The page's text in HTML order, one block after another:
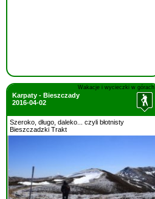
Wakacje i wycieczki w górach
Karpaty - Bieszczady
2016-04-02
Szeroko, długo, daleko... czyli błotnisty
Bieszczadzki Trakt